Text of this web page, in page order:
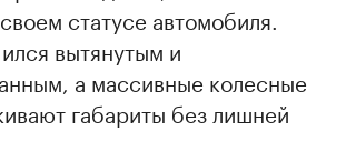
статусе автомобиля.
вытянутым и
а массивные колесные
габариты без лишней